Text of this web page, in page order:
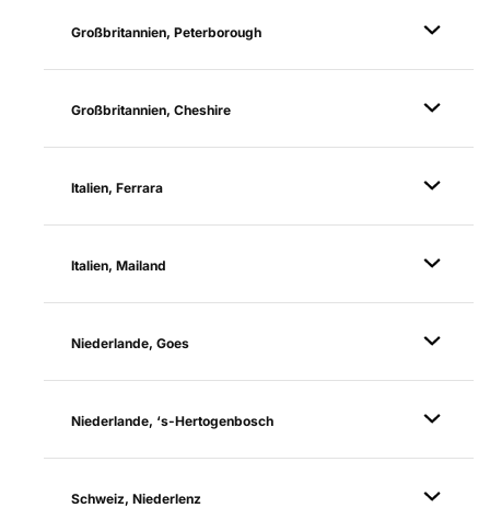
Großbritannien, Peterborough
Großbritannien, Cheshire
Italien, Ferrara
Italien, Mailand
Niederlande, Goes
Niederlande, ‘s-Hertogenbosch
Schweiz, Niederlenz